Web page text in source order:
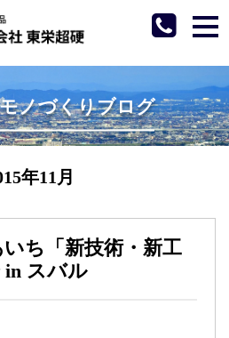
ノづくりブログ
年11月
ち「新技術・新工
in スバル